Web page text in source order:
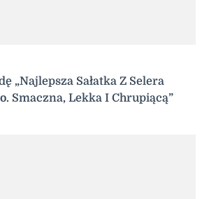
„Najlepsza Sałatka Z Selera
Smaczna, Lekka I Chrupiącą”